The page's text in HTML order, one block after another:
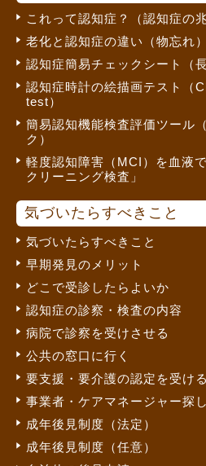
これって認知症？（認知症の兆
老化と認知症の違い（物忘れ）
認知症簡易チェックシート（
認知症時計の絵描画テスト（
test）
簡易認知機能検査評価ツール
ク）
軽度認知障害（MCI）を血液
クリーニング検査」
気づいたらすべきこと
気づいたらすべきこと
早期発見のメリット
どこで受診したらよいか
認知症の診察・検査の内容
病院で診察を受けさせる
公共の窓口に行く
要支援・要介護の認定を受ける
事業者・ケアマネージャー探し
成年後見制度（法定）
成年後見制度（任意）